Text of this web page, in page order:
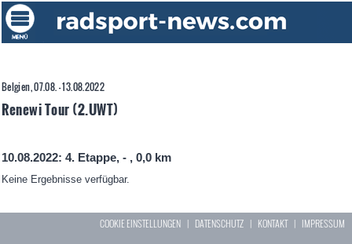
Belgien, 07.08. - 13.08.2022
Renewi Tour (2.UWT)
10.08.2022: 4. Etappe, - , 0,0 km
Keine Ergebnisse verfügbar.
COOKIE EINSTELLUNGEN | DATENSCHUTZ | KONTAKT| IMPRESSUM